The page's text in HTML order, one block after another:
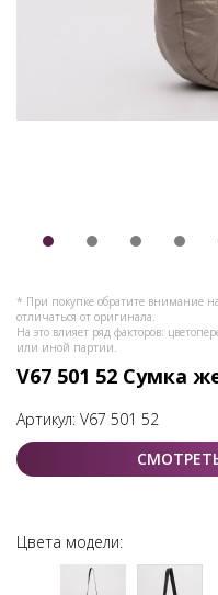
* При покупке обратите внимание
отличаться от оригинала.
На это влияет ряд факторов:
или иной партии.
V67 501 52 Сумка
Артикул: V67 501 52
Цвета модели: